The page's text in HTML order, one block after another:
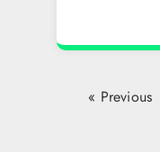
« Previous